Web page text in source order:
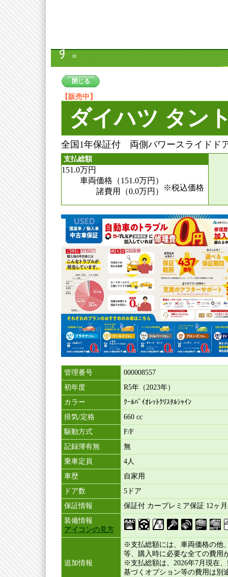
す。
閉じる
【販売中】
ダイハツ タン
全国1年保証付 両側パワースライド
支払総額
151.0万円
車両価格（151.0万円 ）
諸費用（0.0万円 ） ※税込価格
管理番号
000008557
初年度
R5年（2023年）
カラー
ｸｰﾙﾊﾞｲｵﾚｯﾄｸﾘｽﾀﾙｼｬｲﾝ
排気/定格
660 cc
駆動方式
F/F
記録簿有無
無
乗車定員
4人
車歴
自家用
ドア数
5ドア
保証情報
保証付 カープレミア保証 12ヶ
装備情報
アイコンの見方
追加情報
※支払総額には、車両価格の他
等、購入時に必要な全ての費用
※支払総額は、2026年7月現在
基づくオプション等の費用は別